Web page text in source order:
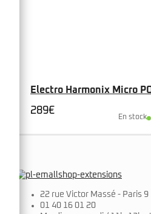
Electro Harmonix Micro
289€
En stock
22 rue Victor Massé - Paris 9
01 40 16 01 20